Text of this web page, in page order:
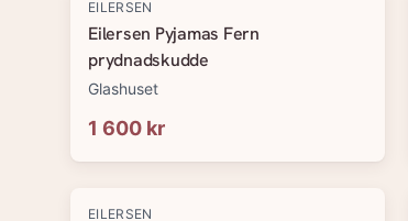
EILERSEN
Eilersen Pyjamas Fern
prydnadskudde
Glashuset
1 600 kr
EILERSEN